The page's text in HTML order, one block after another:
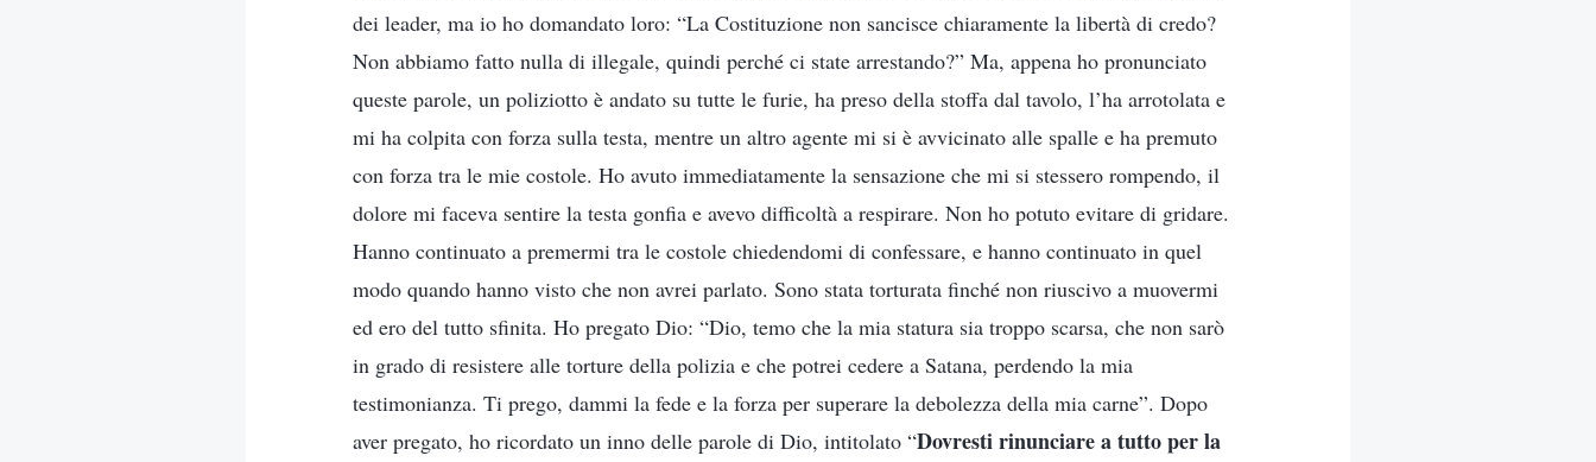
dei leader, ma io ho domandato loro: “La Costituzione non sancisce chiaramente la libertà di credo?
Non abbiamo fatto nulla di illegale, quindi perché ci state arrestando?” Ma, appena ho pronunciato
queste parole, un poliziotto è andato su tutte le furie, ha preso della stoffa dal tavolo, l’ha arrotolata e
mi ha colpita con forza sulla testa, mentre un altro agente mi si è avvicinato alle spalle e ha premuto
con forza tra le mie costole. Ho avuto immediatamente la sensazione che mi si stessero rompendo, il
dolore mi faceva sentire la testa gonfia e avevo difficoltà a respirare. Non ho potuto evitare di gridare.
Hanno continuato a premermi tra le costole chiedendomi di confessare, e hanno continuato in quel
modo quando hanno visto che non avrei parlato. Sono stata torturata finché non riuscivo a muovermi
ed ero del tutto sfinita. Ho pregato Dio: “Dio, temo che la mia statura sia troppo scarsa, che non sarò
in grado di resistere alle torture della polizia e che potrei cedere a Satana, perdendo la mia
testimonianza. Ti prego, dammi la fede e la forza per superare la debolezza della mia carne”. Dopo
aver pregato, ho ricordato un inno delle parole di Dio, intitolato “Dovresti rinunciare a tutto per la